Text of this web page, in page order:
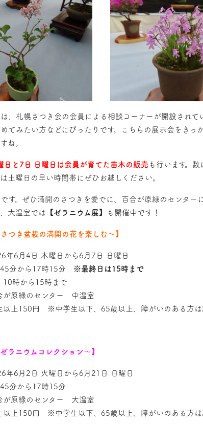
、札幌さつき会の会員による相談コーナーが開設されて
てみたい方などにぴったりです。こちらの展示会をきっ
ね。
日と7日 日曜日は会員が育てた苗木の販売 も行います。
土曜日の早い時間帯にぜひお越しください。
す。ぜひ満開のさつきを愛でに、百合が原緑のセンター
大温室では 【ゼラニウム展】
も開催中です！
つき盆栽の満開の花を楽しむ～】
年6月4日 木曜日から6月7日 日曜日
分から17時15分 ※最終日は15時まで
10時から15時まで
が原緑のセンター 中温室
以上150円 ※中学生以下、65歳以上、障がいのある方
ラニウムコレクション～】
年6月2日 火曜日から6月21日 日曜日
分から17時15分
が原緑のセンター 大温室
以上150円 ※中学生以下、65歳以上、障がいのある方